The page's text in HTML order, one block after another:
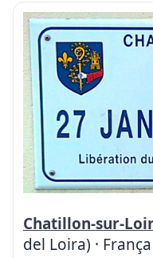
Chatillon-sur-
del Loira) · França